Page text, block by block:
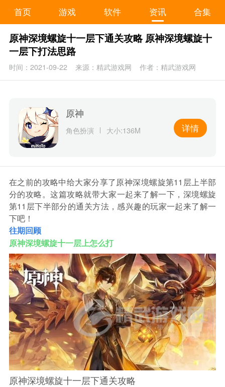
首页 游戏 软件 资讯 合集
原神深境螺旋十一层下通关攻略 原神深境螺旋十
一层下打法思路
时间：2021-09-22 来源：精武游戏网 作者：精武游戏网
原神
角色扮演 大小:136M 详情
在之前的攻略中给大家分享了原神深境螺旋第11层上半部
分的攻略。这篇攻略就带大家一起来了解一下，深境螺旋
第11层下半部分的通关方法，感兴趣的玩家一起来了解一
下吧！
往期回顾
原神深境螺旋十一层上怎么打
原神深境螺旋十一层下通关攻略